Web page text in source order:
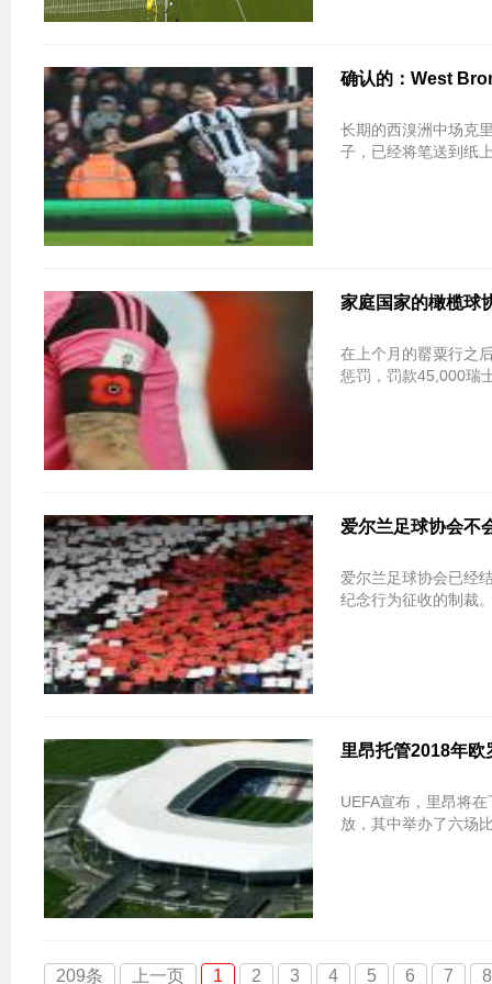
确认的：West
长期的西溴洲中场克
子，已经将笔送到纸
家庭国家的橄榄球
在上个月的罂粟行之
惩罚，罚款45,000瑞
爱尔兰足球协会不
爱尔兰足球协会已经
纪念行为征收的制裁
里昂托管2018年欧
UEFA宣布，里昂将
放，其中举办了六场
209条 上一页 1 2 3 4 5 6 7 8